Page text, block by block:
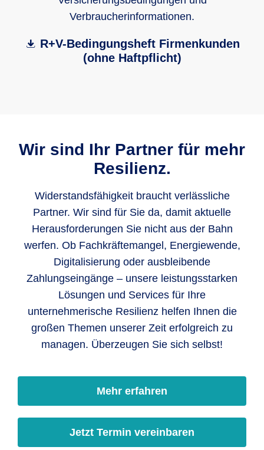
Verbraucherinformationen.
R+V-Bedingungsheft Firmenkunden
(ohne Haftpflicht)
Wir sind Ihr Partner für mehr
Resilienz.
Widerstandsfähigkeit braucht verlässliche
Partner. Wir sind für Sie da, damit aktuelle
Herausforderungen Sie nicht aus der Bahn
werfen. Ob Fachkräftemangel, Energiewende,
Digitalisierung oder ausbleibende
Zahlungseingänge – unsere leistungsstarken
Lösungen und Services für Ihre
unternehmerische Resilienz helfen Ihnen die
großen Themen unserer Zeit erfolgreich zu
managen. Überzeugen Sie sich selbst!
Mehr erfahren
Jetzt Termin vereinbaren